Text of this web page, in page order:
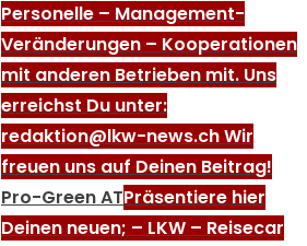
Personelle – Management-
Veränderungen – Kooperationen
mit anderen Betrieben mit. Uns
erreichst Du unter:
redaktion@lkw-news.ch Wir
freuen uns auf Deinen Beitrag!
Pro-Green ATPräsentiere hier
Deinen neuen; – LKW – Reisecar